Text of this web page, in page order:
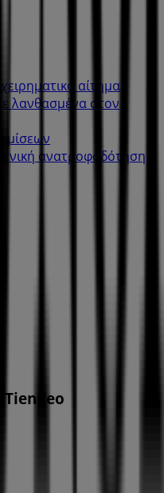
αίτημα
λανθασμένα στον
ανατροφοδότηση